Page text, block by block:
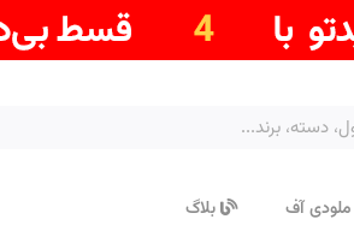
ملودی آف بلاگ